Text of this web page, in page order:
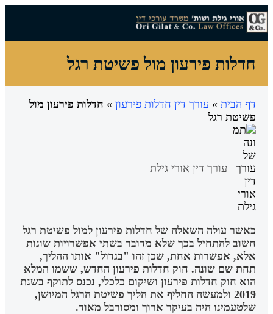
חדלות פירעון מול פשיטת רגל
דף הבית » עורך דין חדלות פירעון » חדלות פירעון מול
פשיטת רגל
עורך דין אורי גילת
כאשר עולה השאלה של חדלות פירעון למול פשיטת רגל
חשוב להתחיל בכך שלא מדובר בשתי אפשרויות שונות
אלא, אפשרות אחת, שכן זהו "בגדול" אותו ההליך,
תחת שם שונה. חוק חדלות פירעון החדש, ששמו המלא
הוא חוק חדלות פירעון ושיקום כלכלי, נכנס לתוקף בשנת
2019 ולמעשה החליף את הליך פשיטת הרגל המיושן,
שלטעמינו היה בעיקר ארוך ומסורבל מאוד.